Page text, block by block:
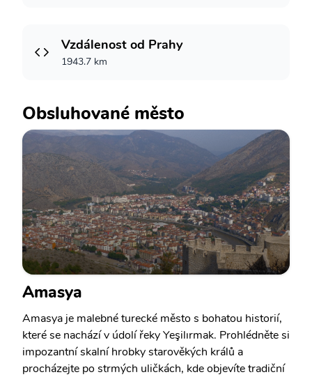
Vzdálenost od Prahy
1943.7 km
Obsluhované město
Amasya
Amasya je malebné turecké město s bohatou historií,
které se nachází v údolí řeky Yeşilırmak. Prohlédněte si
impozantní skalní hrobky starověkých králů a
procházejte po strmých uličkách, kde objevíte tradiční